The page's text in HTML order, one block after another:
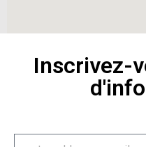
Inscrivez-